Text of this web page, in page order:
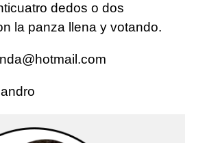
dedos o dos
la panza llena y votando.